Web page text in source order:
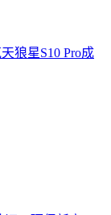
狼星S10 Pro成